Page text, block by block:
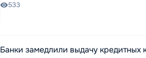
533
Банки замедлили выдачу кредитных